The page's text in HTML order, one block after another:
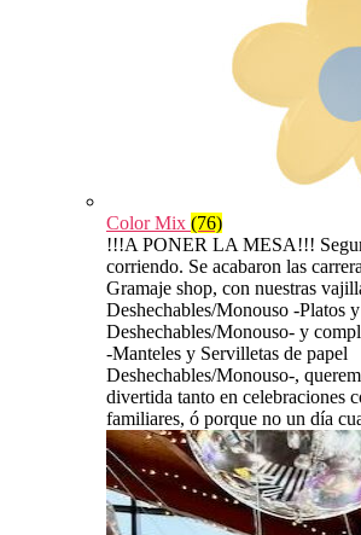
Color Mix (76)
!!!A PONER LA MESA!!!
corriendo. Se acabaron las
Gramaje shop, con nuestras
Deshechables/Monouso -Platos
Deshechables/Monouso- y
-Manteles y Servilletas de papel
Deshechables/Monouso-,
divertida tanto en celebraciones
familiares, ó porque no un día